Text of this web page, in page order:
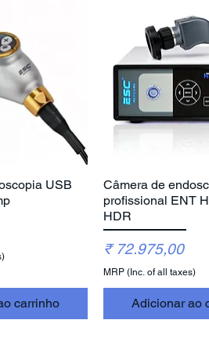
rápidaUSB
carrinho
Visualização
Câmera de
profissional ENT
HDR
Preço
₹ 72.975,00
MRP (Inc. of all taxes)
Adicionar ao